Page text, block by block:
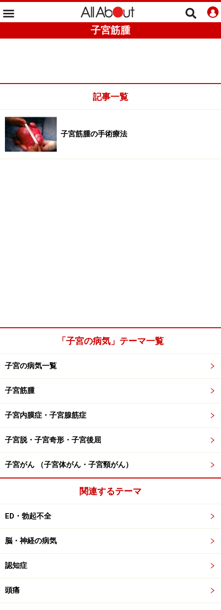
子宮筋腫
記事一覧
子宮筋腫の手術療法
「子宮の病気」テーマ一覧
子宮の病気一覧
子宮筋腫
子宮内膜症・子宮腺筋症
子宮脱・子宮奇形・子宮後屈
子宮がん （子宮体がん・子宮頸がん）
関連するテーマ
ED・勃起不全
脳・神経の病気
認知症
頭痛